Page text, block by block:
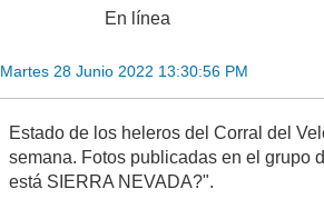
En línea
Martes 28 Junio 2022 13:30:56 PM
Estado de los heleros del Corral del
semana. Fotos publicadas en el grupo
está SIERRA NEVADA?".